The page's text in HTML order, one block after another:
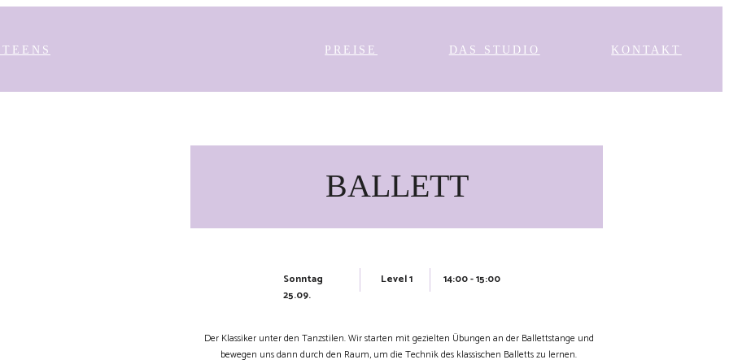
PREISE DAS STUDIO KONTAKT
BALLETT
Sonntag
25.09.
14:00 - 15:00
Level 1
Der Klassiker unter den Tanzstilen. Wir starten mit gezielten Übungen an der Ballettstange und
bewegen uns dann durch den Raum, um die Technik des klassischen Balletts zu lernen.